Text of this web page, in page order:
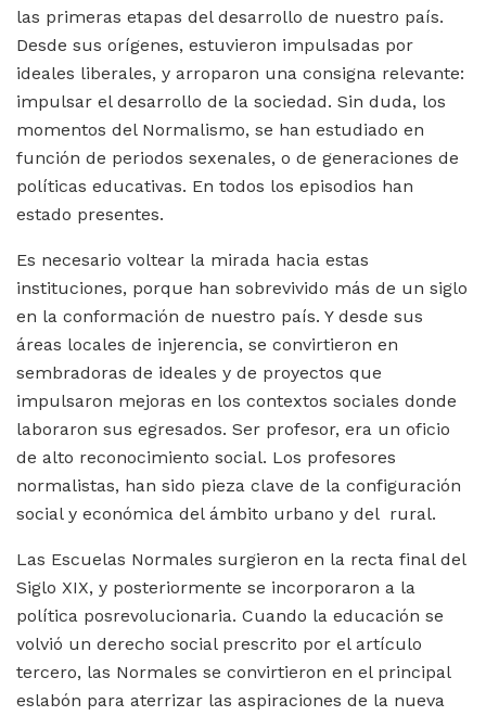
las primeras etapas del desarrollo de nuestro país.
Desde sus orígenes, estuvieron impulsadas por
ideales liberales, y arroparon una consigna relevante:
impulsar el desarrollo de la sociedad. Sin duda, los
momentos del Normalismo, se han estudiado en
función de periodos sexenales, o de generaciones de
políticas educativas. En todos los episodios han
estado presentes.
Es necesario voltear la mirada hacia estas
instituciones, porque han sobrevivido más de un siglo
en la conformación de nuestro país. Y desde sus
áreas locales de injerencia, se convirtieron en
sembradoras de ideales y de proyectos que
impulsaron mejoras en los contextos sociales donde
laboraron sus egresados. Ser profesor, era un oficio
de alto reconocimiento social. Los profesores
normalistas, han sido pieza clave de la configuración
social y económica del ámbito urbano y del rural.
Las Escuelas Normales surgieron en la recta final del
Siglo XIX, y posteriormente se incorporaron a la
política posrevolucionaria. Cuando la educación se
volvió un derecho social prescrito por el artículo
tercero, las Normales se convirtieron en el principal
eslabón para aterrizar las aspiraciones de la nueva